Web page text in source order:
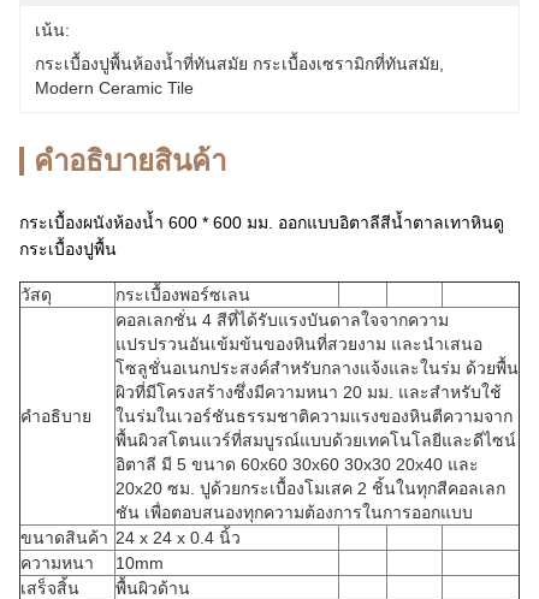
เน้น:
กระเบื้องปูพื้นห้องน้ำที่ทันสมัย ​​กระเบื้องเซรามิกที่ทันสมัย
Modern Ceramic Tile
คําอธิบายสินค้า
กระเบื้องผนังห้องน้ำ 600 * 600 มม. ออกแบบอิตาลีสีน้ำตาลเทาหินดู
กระเบื้องปูพื้น
วัสดุ กระเบื้องพอร์ซเลน
คำอธิบาย
คอลเลกชั่น 4 สีที่ได้รับแรงบันดาลใจจากความ
แปรปรวนอันเข้มข้นของหินที่สวยงาม และนำเสนอ
โซลูชั่นอเนกประสงค์สำหรับกลางแจ้งและในร่ม ด้วยพื้น
ผิวที่มีโครงสร้างซึ่งมีความหนา 20 มม. และสำหรับใช้
ในร่มในเวอร์ชันธรรมชาติความแรงของหินตีความจาก
พื้นผิวสโตนแวร์ที่สมบูรณ์แบบด้วยเทคโนโลยีและดีไซน์
อิตาลี มี 5 ขนาด 60x60 30x60 30x30 20x40 และ
20x20 ซม. ปูด้วยกระเบื้องโมเสค 2 ชิ้นในทุกสีคอลเลก
ชัน เพื่อตอบสนองทุกความต้องการในการออกแบบ
ขนาดสินค้า 24 x 24 x 0.4 นิ้ว
ความหนา
10mm
เสร็จสิ้น
พื้นผิวด้าน